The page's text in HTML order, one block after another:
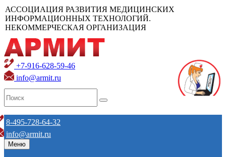
АССОЦИАЦИЯ РАЗВИТИЯ МЕДИЦИНСКИХ
ИНФОРМАЦИОННЫХ ТЕХНОЛОГИЙ.
НЕКОММЕРЧЕСКАЯ ОРГАНИЗАЦИЯ
+7-916-628-59-46
info@armit.ru
8-495-728-64-32
info@armit.ru
Меню